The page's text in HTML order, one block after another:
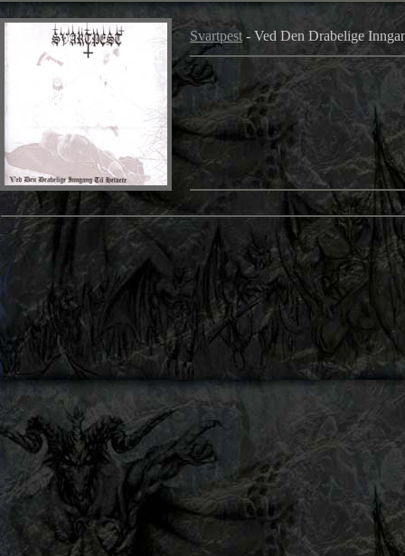
Svartpest - Ved Den Drabelige